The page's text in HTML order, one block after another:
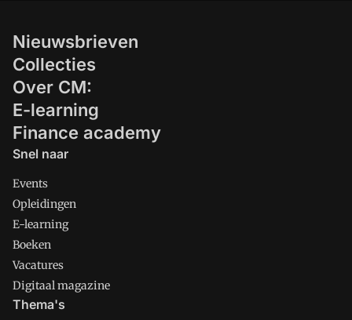
Nieuwsbrieven
Collecties
Over CM:
E-learning
Finance academy
Snel naar
Events
Opleidingen
E-learning
Boeken
Vacatures
Digitaal magazine
Thema's